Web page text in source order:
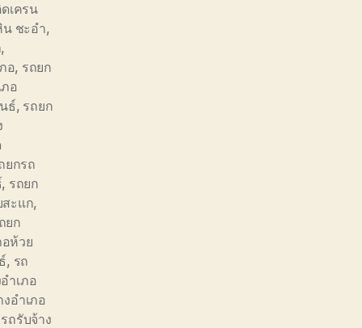
เครน
น ชะอำ,
,
อ, รถยก
อ
ธ์, รถยก
ยกรถ
, รถยก
สะแก,
ยก
อห้วย
, รถ
ำเภอ
อำเภอ
รถรับจ้าง